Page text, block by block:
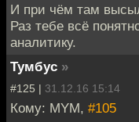
И при чём там
Раз тебе всё
аналитику.
Тумбус »
#125 | 31.12.16 15:14
Кому: MYM, #105